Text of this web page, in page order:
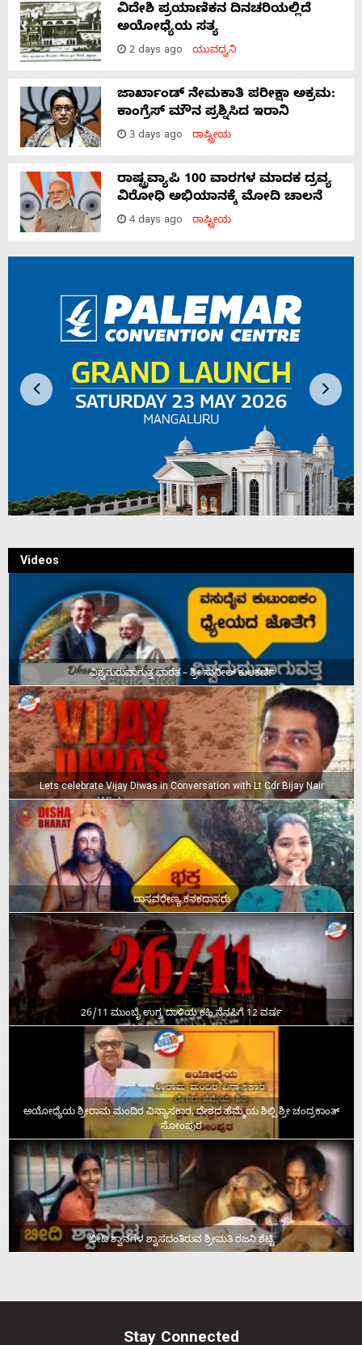
ವಿದೇಶಿ ಪ್ರಯಾಣಿಕನ ದಿನಚರಿಯಲ್ಲಿದೆ
ಅಯೋಧ್ಯೆಯ ಸತ್ಯ
2 days ago ಯುವಧ್ವನಿ
ಜಾರ್ಖಾಂಡ್‌ ನೇಮಕಾತಿ ಪರೀಕ್ಷಾ ಅಕ್ರಮ:
ಕಾಂಗ್ರೆಸ್‌ ಮೌನ ಪ್ರಶ್ನಿಸಿದ ಇರಾನಿ
3 days ago ರಾಷ್ಟ್ರೀಯ
ರಾಷ್ಟ್ರವ್ಯಾಪಿ 100 ವಾರಗಳ ಮಾದಕ ದ್ರವ್ಯ
ವಿರೋಧಿ ಅಭಿಯಾನಕ್ಕೆ ಮೋದಿ ಚಾಲನೆ
4 days ago ರಾಷ್ಟ್ರೀಯ
Videos
ವಿಶ್ವಗುರುವಾಗುತ್ತ ಭಾರತ – ಶ್ರೀ ಸುನೀಲ್‌ ಕುಲಕರ್ಣಿ
Lets celebrate Vijay Diwas in Conversation with Lt Cdr Bijay Nair
ದಾಸವರೇಣ್ಯ ಕನಕದಾಸರು
26/11 ಮುಂಬೈ ಉಗ್ರ ದಾಳಿಯ ಕಹಿ ನೆನಪಿಗೆ 12 ವರ್ಷ
ಅಯೋಧ್ಯೆಯ ಶ್ರೀರಾಮ ಮಂದಿರ ವಿನ್ಯಾಸಕಾರ, ದೇಶದ ಹೆಮ್ಮೆಯ ಶಿಲ್ಪಿ ಶ್ರೀ ಚಂದ್ರಕಾಂತ್‌
ಸೋಂಪುರ
ಬೀದಿ ಶ್ವಾನಗಳ ಶ್ವಾಸದಂತಿರುವ ಶ್ರೀಮತಿ ರಜನಿ ಶೆಟ್ಟಿ
Stay Connected